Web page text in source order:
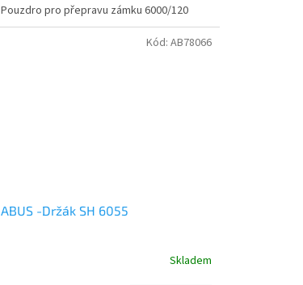
Pouzdro pro přepravu zámku 6000/120
ABUS -Držák SH 6055
Skladem
Kód: AB78066